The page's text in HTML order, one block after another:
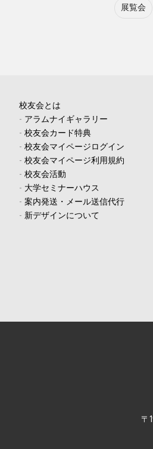
展覧会
校友会とは
- アラムナイギャラリー
- 校友会カード特典
- 校友会マイページログイン
- 校友会マイページ利用規約
- 校友会活動
- 大学セミナーハウス
- 案内発送・メール送信代行
- 新デザインについて
〒